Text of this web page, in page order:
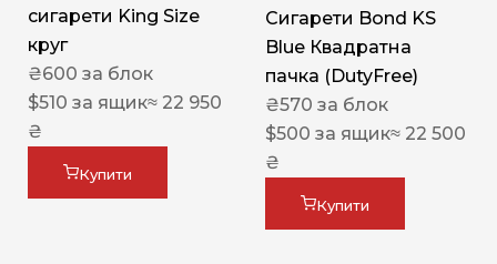
сигарети King Size
круг
₴600 за блок
$510 за ящик≈ 22 950
₴
Купити
Сигарети Bond KS
Blue Квадратна
пачка (DutyFree)
₴570 за блок
$500 за ящик≈ 22 500
₴
Купити